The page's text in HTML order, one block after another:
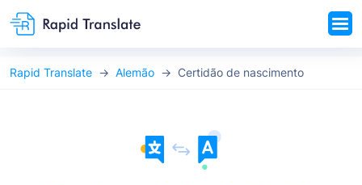
Rapid Translate Alemão Certidão de nascimento